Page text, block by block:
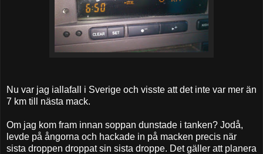
Nu var jag iallafall i Sverige och visste att det inte var mer än
7 km till nästa mack.
Om jag kom fram innan soppan dunstade i tanken? Jodå,
levde på ångorna och hackade in på macken precis när
sista droppen droppat sin sista droppe. Det gäller att planera